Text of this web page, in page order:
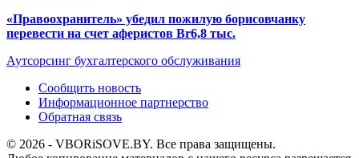
«Правоохранитель» убедил пожилую борисовчанку
перевести на счет аферистов Br6,8 тыс.
Аутсорсинг бухгалтерского обслуживания
Сообщить новость
Информационное партнерство
Обратная связь
© 2026 - VBORiSOVE.BY. Все права защищены.